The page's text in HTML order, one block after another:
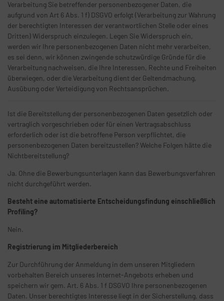
Verarbeitung Sie betreffender personenbezogener Daten, die
aufgrund von Art 6 Abs. 1 f) DSGVO erfolgt (Verarbeitung zur Wahrung
der berechtigten Interessen der verantwortlichen Stelle oder eines
Dritten) Widerspruch einzulegen. Legen Sie Widerspruch ein,
werden wir Ihre personenbezogenen Daten nicht mehr verarbeiten,
es sei denn, wir können zwingende schutzwürdige Gründe für die
Verarbeitung nachweisen, die Ihre Interessen, Rechte und Freiheiten
überwiegen, oder die Verarbeitung dient der Geltendmachung,
Ausübung oder Verteidigung von Rechtsansprüchen.
Ist die Bereitstellung der personenbezogenen Daten gesetzlich oder
vertraglich vorgeschrieben oder für einen Vertragsabschluss
erforderlich oder ist die betroffene Person verpflichtet, die
personenbezogenen Daten bereitzustellen? Welche Folgen hätte die
Nichtbereitstellung?
Ja. Ohne die Bewerbungsunterlagen kann das Bewerbungsverfahren
nicht durchgeführt werden.
Besteht eine automatisierte Entscheidungsfindung einschließlich
Profiling?
Nein.
Registrierung im Mitgliederbereich
Zur Durchführung der Anmeldung in dem unseren Mitgliedern
vorbehalten Bereich unseres Internet-Angebots erheben und
speichern wir gem. Art. 6 Abs. 1 f DSGVO Ihre personenbezogenen
Daten. Unser berechtigtes Interesse liegt in der Sicherstellung, dass